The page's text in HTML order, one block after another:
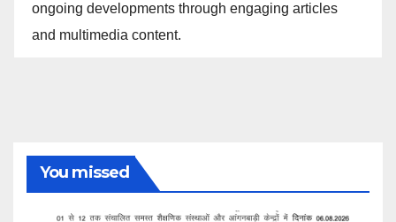
ongoing developments through engaging articles
and multimedia content.
You missed